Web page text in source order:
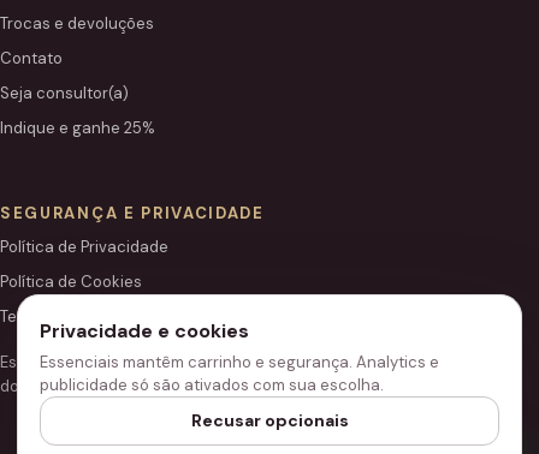
Trocas e devoluções
Contato
Seja consultor(a)
Indique e ganhe 25%
SEGURANÇA E PRIVACIDADE
Política de Privacidade
Política de Cookies
Termos de Uso
Este site é independente e não é o portal institucional oficial
do Grupo Hinode.
Privacidade e cookies
Essenciais mantêm carrinho e segurança. Analytics e
publicidade só são ativados com sua escolha.
Recusar opcionais